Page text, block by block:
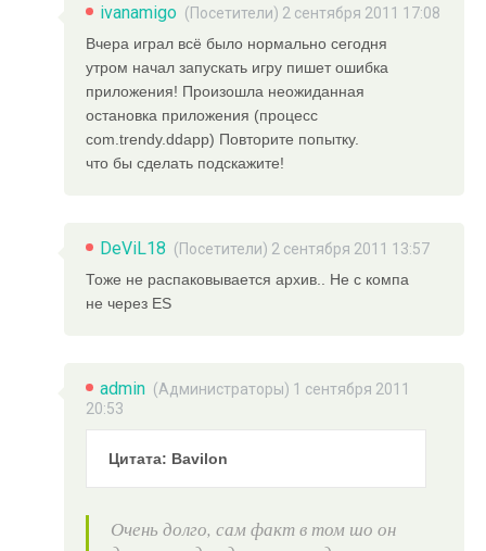
ivanamigo (Посетители) 2 сентября 2011 17:08
Вчера играл всё было нормально сегодня
утром начал запускать игру пишет ошибка
приложения! Произошла неожиданная
остановка приложения (процесс
com.trendy.ddapp) Повторите попытку.
что бы сделать подскажите!
DeViL18 (Посетители) 2 сентября 2011 13:57
Тоже не распаковывается архив.. Не с компа
не через ES
admin (Администраторы) 1 сентября 2011
20:53
Цитата: Bavilon
Очень долго, сам факт в том шо он